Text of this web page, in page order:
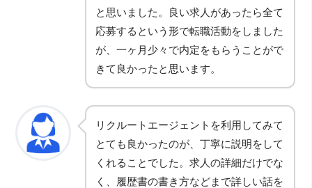
と思いました。良い求人があったら全て
応募するという形で転職活動をしました
が、一ヶ月少々で内定をもらうことがで
きて良かったと思います。
リクルートエージェントを利用してみて
とても良かったのが、丁寧に説明をして
くれることでした。求人の詳細だけでな
く、履歴書の書き方などまで詳しい話を